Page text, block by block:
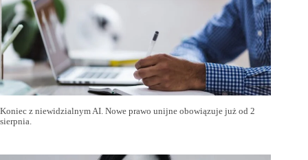
Koniec z niewidzialnym AI. Nowe prawo unijne obowiązuje już od 2
sierpnia.